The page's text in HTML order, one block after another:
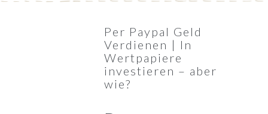
Per Paypal Geld
Verdienen | In
Wertpapiere
investieren – aber
wie?